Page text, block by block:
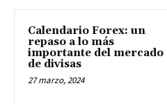
Calendario Forex: un
repaso a lo más
importante del mercado
de divisas
27 marzo, 2024